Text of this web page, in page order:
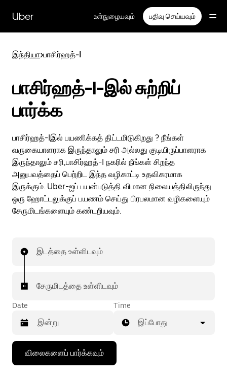
பக்கத்திற்குச்
செல்லவும்
Uber உள்நுழையவும் பதிவு செய்யவும்
இந்தியா>பாசிர்ஹத்-I
பாசிர்ஹத்-I-இல் சுற்றிப்
பார்க்க
பாசிர்ஹத்-Iஇல் பயணிக்கத் திட்டமிடுகிறது ? நீங்கள்
வருகையாளராக இருந்தாலும் சரி அல்லது குடியிருப்பாளராக
இருந்தாலும் சரி,பாசிர்ஹத்-I நகரில் நீங்கள் சிறந்த
அனுபவத்தைப் பெற்றிட இந்த வழிகாட்டி உதவிகரமாக
இருக்கும். Uber-ஐப் பயன்படுத்தி விமான நிலையத்திலிருந்து
ஒரு ஹோட்டலுக்குப் பயணம் செய்து பிரபலமான வழிகளையும்
சேருமிடங்களையும் கண்டறியவும்.
இடத்தை உள்ளிடவும்
சேருமிடத்தை உள்ளிடவும்
Date
கீழ்நோக்கிய
அம்புக்குறியை
அழுத்தி
Time
இப்போது
விலைகளைப் பார்க்கவும்